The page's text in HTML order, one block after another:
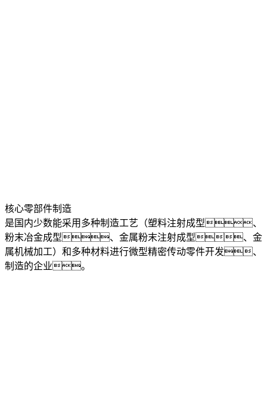
核心零部件制造
是国内少数能采用多种制造工艺（塑料注射成型、
粉末冶金成型、金属粉末注射成型、金
属机械加工）和多种材料进行微型精密传动零件开发、
制造的企业。